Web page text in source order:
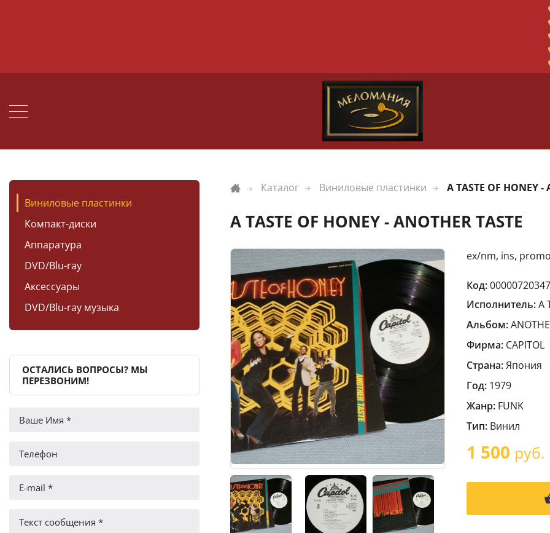
Виниловые пластинки
Компакт-диски
Аппаратура
DVD/Blu-ray
Аксессуары
DVD/Blu-ray музыка
ОСТАЛИСЬ ВОПРОСЫ? МЫ
ПЕРЕЗВОНИМ!
Каталог Виниловые пластинки A TASTE OF HONEY -
A TASTE OF HONEY - ANOTHER TASTE
ex/nm, ins, promo
Код:00000720347
Исполнитель:A
Альбом:
Фирма: CAPITOL
Страна:Япония
Год: 1979
Жанр: FUNK
Тип: Винил
1 500 руб.